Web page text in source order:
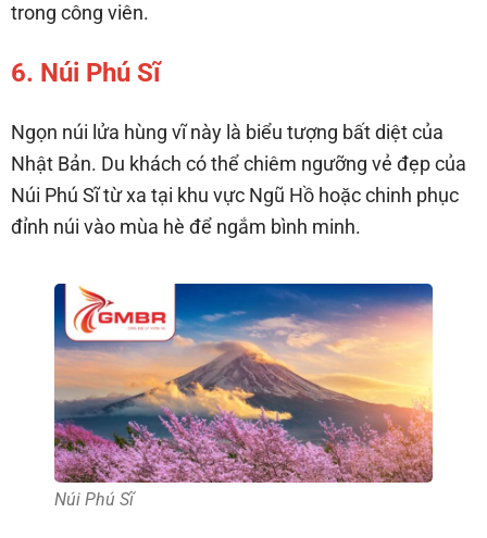
trong công viên.
6. Núi Phú Sĩ
Ngọn núi lửa hùng vĩ này là biểu tượng bất diệt của
Nhật Bản. Du khách có thể chiêm ngưỡng vẻ đẹp của
Núi Phú Sĩ từ xa tại khu vực Ngũ Hồ hoặc chinh phục
đỉnh núi vào mùa hè để ngắm bình minh.
Núi Phú Sĩ